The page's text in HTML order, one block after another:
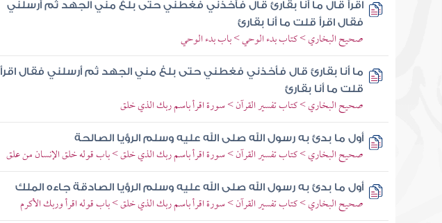
اقرأ قال ما أنا بقارئ قال فأخذني فغطني حتى بلغ مني الجهد ثم أرسلني
فقال اقرأ قلت ما أنا بقارئ
صحيح البخاري > كتاب بدء الوحي > باب بدء الوحي
ما أنا بقارئ قال فأخذني فغطني حتى بلغ مني الجهد ثم أرسلني فقال اقرأ
قلت ما أنا بقارئ
صحيح البخاري > كتاب تفسير القرآن > سورة اقرأ باسم ربك الذي خلق
أول ما بدئ به رسول الله صلى الله عليه وسلم الرؤيا الصالحة
صحيح البخاري > كتاب تفسير القرآن > سورة اقرأ باسم ربك الذي خلق > باب قوله خلق الإنسان من علق
أول ما بدئ به رسول الله صلى الله عليه وسلم الرؤيا الصادقة جاءه الملك
صحيح البخاري > كتاب تفسير القرآن > سورة اقرأ باسم ربك الذي خلق > باب قوله اقرأ وربك الأكرم